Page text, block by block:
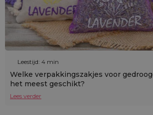
Leestijd: 4 min
Welke verpakkingszakjes voor
het meest geschikt?
Lees verder